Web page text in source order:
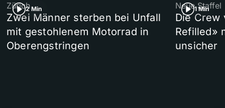
2 Min
Zürich
Zwei Männer sterben bei Unfall
mit gestohlenem Motorrad in
Oberengstringen
1 Min
Neue Staffel
Die Crew
Refilled»
unsicher